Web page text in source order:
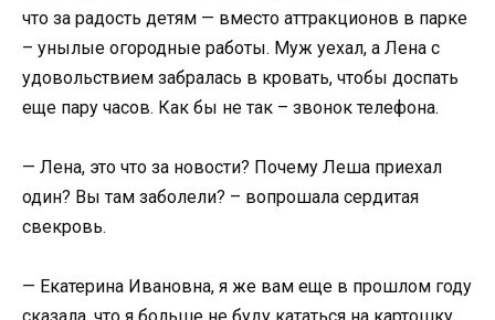
что за радость детям — вместо аттракционов в парке
– унылые огородные работы. Муж уехал, а Лена с
удовольствием забралась в кровать, чтобы доспать
еще пару часов. Как бы не так – звонок телефона.
— Лена, это что за новости? Почему Леша приехал
один? Вы там заболели? – вопрошала сердитая
свекровь.
— Екатерина Ивановна, я же вам еще в прошлом году